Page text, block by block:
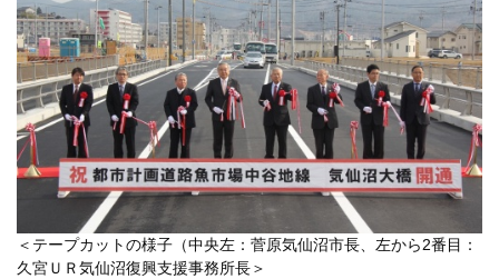
＜テープカットの様子（中央左：菅原気仙沼市長、左から2番目：
久宮ＵＲ気仙沼復興支援事務所長＞